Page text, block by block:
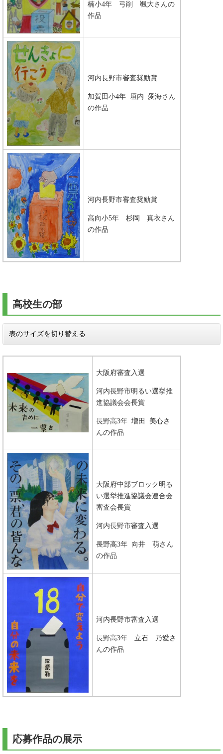
楠小4年 弓削 颯大さんの
作品
河内長野市審査奨励賞
加賀田小4年 垣内 愛海さん
の作品
河内長野市審査奨励賞
高向小5年 杉岡 真衣さん
の作品
高校生の部
表のサイズを切り替える
大阪府審査入選
河内長野市明るい選挙推
進協議会会長賞
長野高3年 増田 美心さ
んの作品
大阪府中部ブロック明る
い選挙推進協議会連合会
審査会長賞
河内長野市審査入選
長野高3年 向井 萌さん
の作品
河内長野市審査入選
長野高3年 立石 乃愛さ
んの作品
応募作品の展示